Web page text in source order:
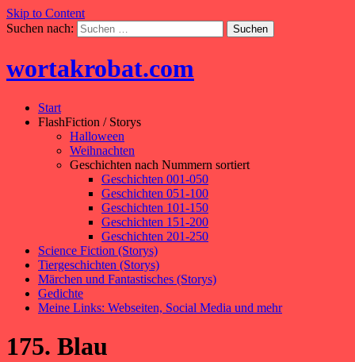
Skip to Content
Suchen nach:
wortakrobat.com
Start
FlashFiction / Storys
Halloween
Weihnachten
Geschichten nach Nummern sortiert
Geschichten 001-050
Geschichten 051-100
Geschichten 101-150
Geschichten 151-200
Geschichten 201-250
Science Fiction (Storys)
Tiergeschichten (Storys)
Märchen und Fantastisches (Storys)
Gedichte
Meine Links: Webseiten, Social Media und mehr
175. Blau